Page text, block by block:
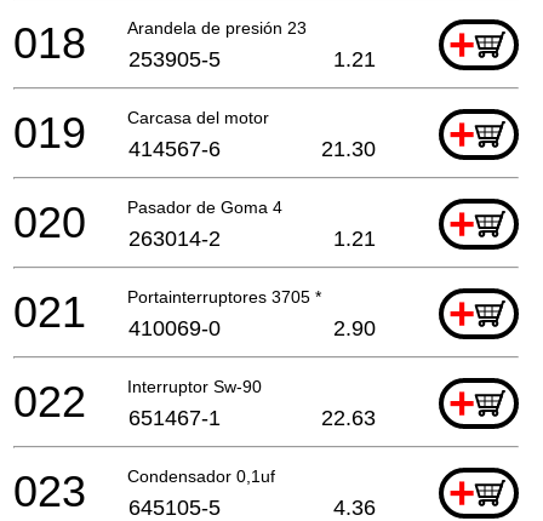
Arandela de presión 23 +
018 253905-5 1.21
Carcasa del motor +
019 414567-6 21.30
Pasador de Goma 4 +
020 263014-2 1.21
Portainterruptores 3705 * +
021 410069-0 2.90
Interruptor Sw-90 +
022 651467-1 22.63
Condensador 0,1uf +
023 645105-5 4.36